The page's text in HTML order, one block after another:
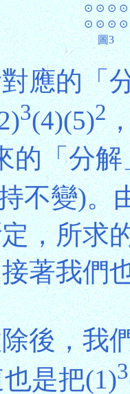
⊙ ⊙ ⊙ ⊙
⊙ ⊙ ⊙ ⊙
圖3
應的「
3(4)(5)2
的「分
不變)。
，所求
著我們
後，我
是把(1)3